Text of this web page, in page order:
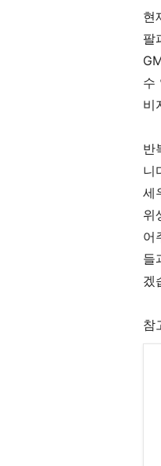
현
팔
수
비
반
니
세
위
어
들
겠
참